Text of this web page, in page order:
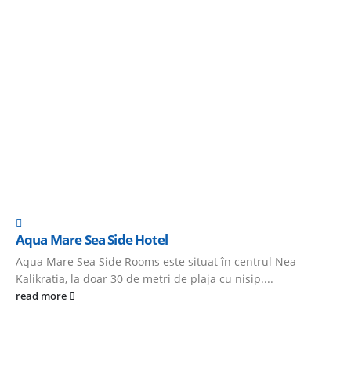
Aqua Mare Sea Side Hotel
Aqua Mare Sea Side Rooms este situat în centrul Nea
Kalikratia, la doar 30 de metri de plaja cu nisip....
read more